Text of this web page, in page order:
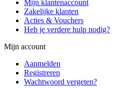
Mijn klantenaccount
Zakelijke klanten
Acties & Vouchers
Heb je verdere hulp nodig?
Mijn account
Aanmelden
Registreren
Wachtwoord vergeten?